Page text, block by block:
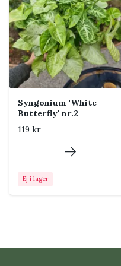
Placering i
Placera nära ett ljust
stark middagssol.
behöva stöd.
Tips från
Kontrollera jorden
vattnar. En luftig
Syngonium 'White
Butterfly' nr.2
119 kr
Ej i lager